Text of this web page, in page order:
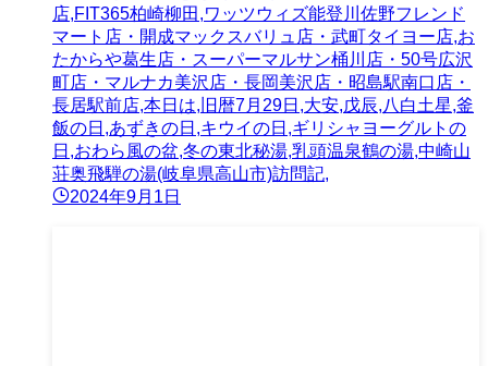
店,FIT365柏崎柳田,ワッツウィズ能登川佐野フレンド
マート店・開成マックスバリュ店・武町タイヨー店,お
たからや葛生店・スーパーマルサン桶川店・50号広沢
町店・マルナカ美沢店・長岡美沢店・昭島駅南口店・
長居駅前店,本日は,旧暦7月29日,大安,戊辰,八白土星,釜
飯の日,あずきの日,キウイの日,ギリシャヨーグルトの
日,おわら風の盆,冬の東北秘湯,乳頭温泉鶴の湯,中崎山
荘奥飛騨の湯(岐阜県高山市)訪問記,
2024年9月1日